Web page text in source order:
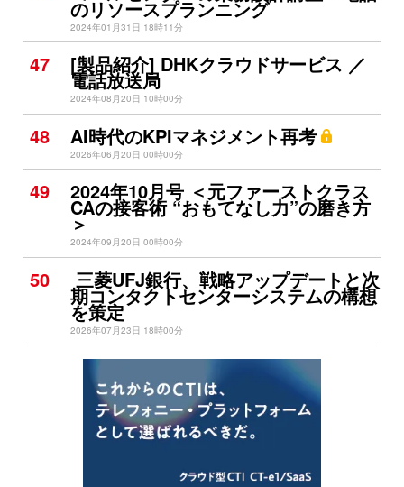
のリソースプランニング
2024年01月31日 18時11分
47 [製品紹介] DHKクラウドサービス ／
電話放送局
2024年08月20日 10時00分
48 AI時代のKPIマネジメント再考
2026年06月20日 00時00分
49 2024年10月号 ＜元ファーストクラス
CAの接客術 “おもてなし力”の磨き方
＞
2024年09月20日 00時00分
50 三菱UFJ銀行、戦略アップデートと次
期コンタクトセンターシステムの構想
を策定
2026年07月23日 18時00分